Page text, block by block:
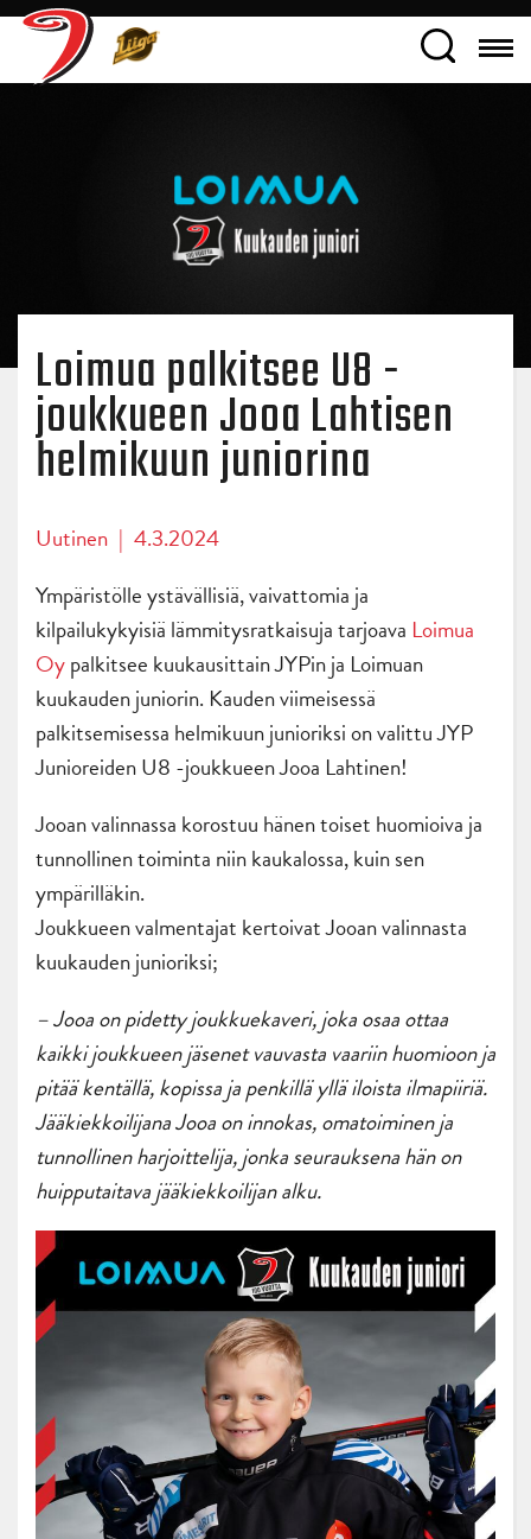
Loimua palkitsee U8 -
joukkueen Jooa Lahtisen
helmikuun juniorina
Uutinen | 4.3.2024
Ympäristölle ystävällisiä, vaivattomia ja
kilpailukykyisiä lämmitysratkaisuja tarjoava Loimua
Oypalkitsee kuukausittain JYPin ja Loimuan
kuukauden juniorin. Kauden viimeisessä
palkitsemisessa helmikuun junioriksi on valittu JYP
Junioreiden U8 -joukkueen Jooa Lahtinen!
Jooan valinnassa korostuu hänen toiset huomioiva ja
tunnollinen toiminta niin kaukalossa, kuin sen
ympärilläkin.
Joukkueen valmentajat kertoivat Jooan valinnasta
kuukauden junioriksi;
– Jooa on pidetty joukkuekaveri, joka osaa ottaa
kaikki joukkueen jäsenet vauvasta vaariin huomioon ja
pitää kentällä, kopissa ja penkillä yllä iloista ilmapiiriä.
Jääkiekkoilijana Jooa on innokas, omatoiminen ja
tunnollinen harjoittelija, jonka seurauksena hän on
huipputaitava jääkiekkoilijan alku.